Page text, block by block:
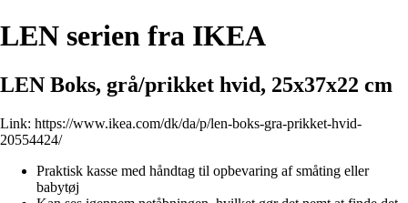
LEN serien fra IKEA
LEN Boks, grå/prikket hvid, 25x37x22 cm
Link: https://www.ikea.com/dk/da/p/len-boks-gra-prikket-hvid-
20554424/
Praktisk kasse med håndtag til opbevaring af småting eller
babytøj